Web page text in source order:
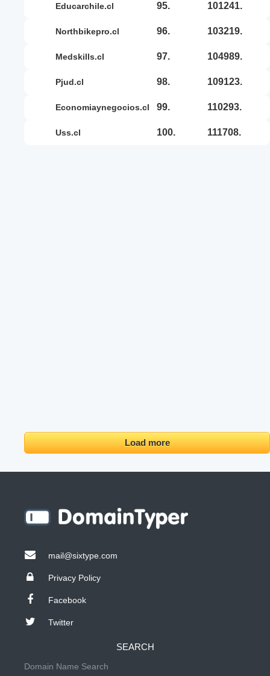
educarchile.cl 95. 101241.
northbikepro.cl 96. 103219.
medskills.cl 97. 104989.
pjud.cl 98. 109123.
economiaynegocios.cl 99. 110293.
uss.cl 100. 111708.
Load more
mail@sixtype.com
Privacy Policy
Facebook
Twitter
SEARCH
Domain Name Search